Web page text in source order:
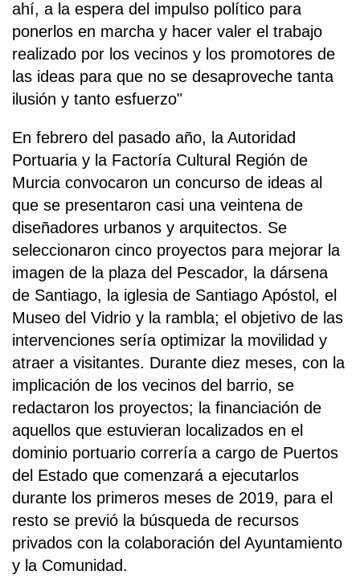
ahí, a la espera del impulso político para
ponerlos en marcha y hacer valer el trabajo
realizado por los vecinos y los promotores de
las ideas para que no se desaproveche tanta
ilusión y tanto esfuerzo"
En febrero del pasado año, la Autoridad
Portuaria y la Factoría Cultural Región de
Murcia convocaron un concurso de ideas al
que se presentaron casi una veintena de
diseñadores urbanos y arquitectos. Se
seleccionaron cinco proyectos para mejorar la
imagen de la plaza del Pescador, la dársena
de Santiago, la iglesia de Santiago Apóstol, el
Museo del Vidrio y la rambla; el objetivo de las
intervenciones sería optimizar la movilidad y
atraer a visitantes. Durante diez meses, con la
implicación de los vecinos del barrio, se
redactaron los proyectos; la financiación de
aquellos que estuvieran localizados en el
dominio portuario correría a cargo de Puertos
del Estado que comenzará a ejecutarlos
durante los primeros meses de 2019, para el
resto se previó la búsqueda de recursos
privados con la colaboración del Ayuntamiento
y la Comunidad.